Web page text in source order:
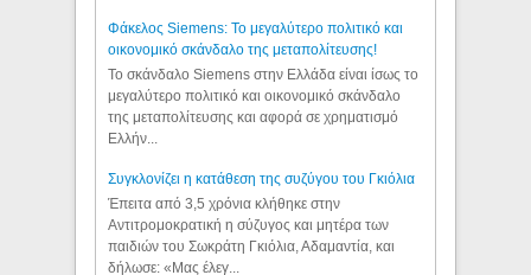
Φάκελος Siemens: Το μεγαλύτερο πολιτικό και
οικονομικό σκάνδαλο της μεταπολίτευσης!
Το σκάνδαλο Siemens στην Ελλάδα είναι ίσως το
μεγαλύτερο πολιτικό και οικονομικό σκάνδαλο
της μεταπολίτευσης και αφορά σε χρηματισμό
Ελλήν...
Συγκλονίζει η κατάθεση της συζύγου του Γκιόλια
Έπειτα από 3,5 χρόνια κλήθηκε στην
Αντιτρομοκρατική η σύζυγος και μητέρα των
παιδιών του Σωκράτη Γκιόλια, Αδαμαντία, και
δήλωσε: «Μας έλεγ...